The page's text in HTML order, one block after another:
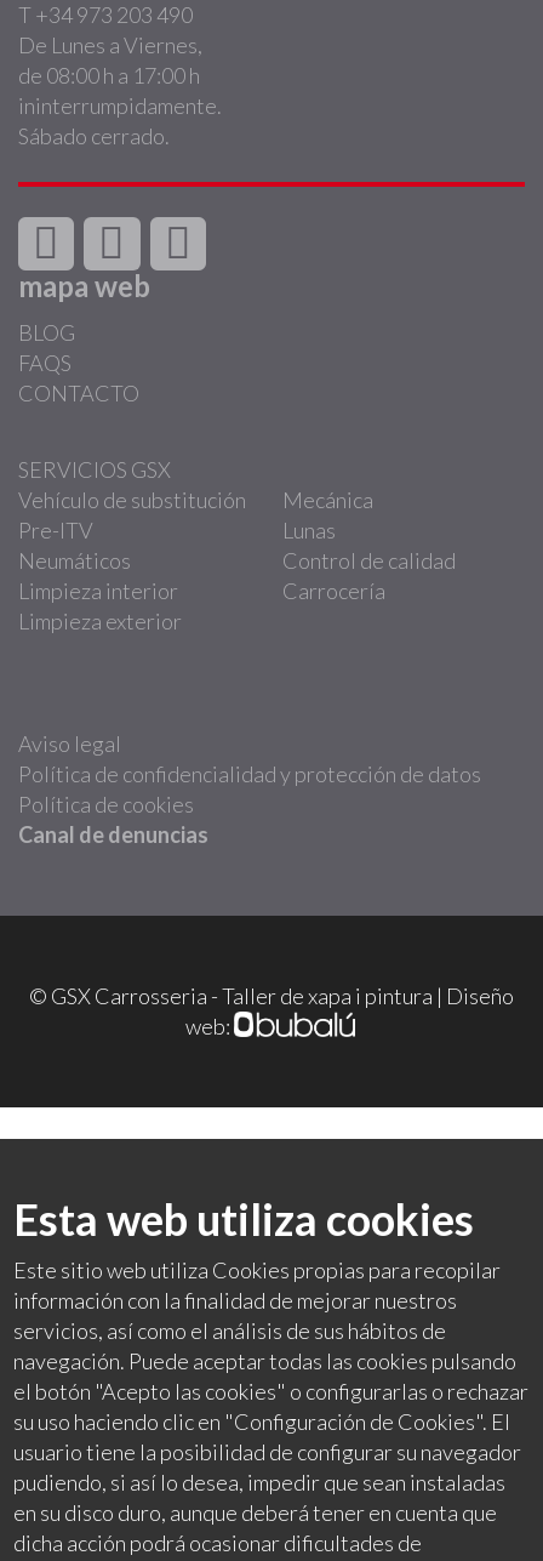
T +34 973 203 490
De Lunes a Viernes,
de 08:00 h a 17:00 h
ininterrumpidamente.
Sábado cerrado.
mapa web
BLOG
FAQS
CONTACTO
SERVICIOS GSX
Vehículo de substitución
Pre-ITV
Neumáticos
Limpieza interior
Limpieza exterior
Mecánica
Lunas
Control de calidad
Carrocería
Aviso legal
Política de confidencialidad y protección de datos
Política de cookies
Canal de denuncias
© GSX Carrosseria - Taller de xapa i pintura | Diseño
web:
Esta web utiliza cookies
Este sitio web utiliza Cookies propias para recopilar
información con la finalidad de mejorar nuestros
servicios, así como el análisis de sus hábitos de
navegación. Puede aceptar todas las cookies pulsando
el botón "Acepto las cookies" o configurarlas o rechazar
su uso haciendo clic en "Configuración de Cookies". El
usuario tiene la posibilidad de configurar su navegador
pudiendo, si así lo desea, impedir que sean instaladas
en su disco duro, aunque deberá tener en cuenta que
dicha acción podrá ocasionar dificultades de